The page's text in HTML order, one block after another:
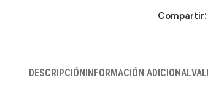
Compartir:
DESCRIPCIÓNINFORMACIÓN ADICIONAL